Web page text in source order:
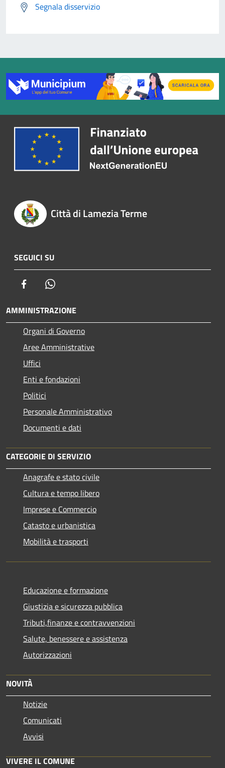
Segnala disservizio
Città di Lamezia Terme
SEGUICI SU
Facebook
AMMINISTRAZIONE
Organi di Governo
Aree Amministrative
Uffici
Enti e fondazioni
Politici
Personale Amministrativo
Documenti e dati
CATEGORIE DI SERVIZIO
Anagrafe e stato civile
Cultura e tempo libero
Imprese e Commercio
Catasto e urbanistica
Mobilità e trasporti
Educazione e formazione
Giustizia e sicurezza pubblica
Tributi,finanze e contravvenzioni
Salute, benessere e assistenza
Autorizzazioni
NOVITÀ
Notizie
Comunicati
Avvisi
VIVERE IL COMUNE